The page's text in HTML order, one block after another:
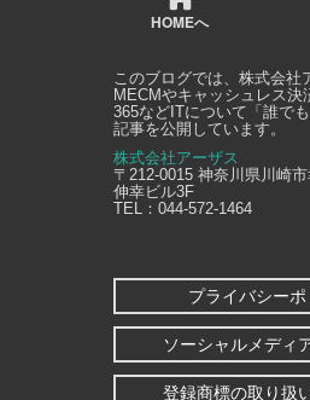
HOMEへ
このブログでは、 株式会社
MECMやキャッシュレス決
365などITについて「誰で
記事を公開しています。
株式会社アーザス
〒212-0015 神奈川県 川崎
伸幸ビル3F
TEL： 044-572-1464
プライバシーポ
ソーシャルメディ
登録商標の取り扱